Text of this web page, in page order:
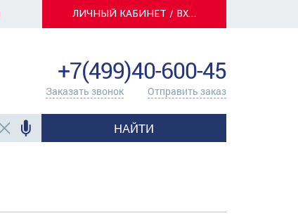
ЛИЧНЫЙ КАБИНЕТ / ВХОД
+7(499)40-600-45
Заказать звонок Отправить заказ
НАЙТИ